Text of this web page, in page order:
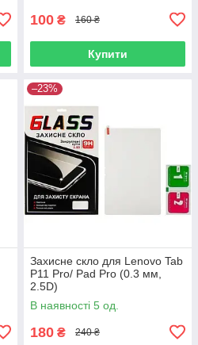
100 ₴ 160 ₴
Купити
–23%
Захисне скло для Lenovo Tab
P11 Pro/ Pad Pro (0.3 мм,
2.5D)
В наявності 5 од.
180 ₴ 240 ₴